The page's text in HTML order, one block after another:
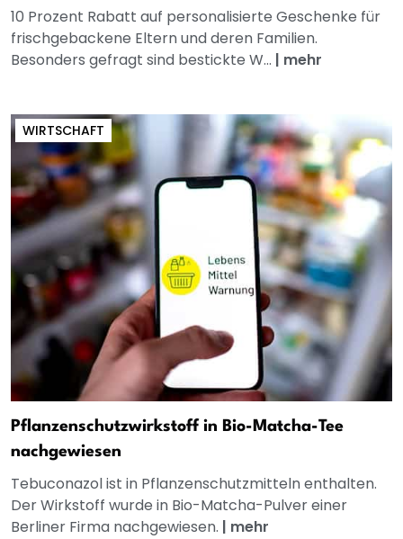
10 Prozent Rabatt auf personalisierte Geschenke für
frischgebackene Eltern und deren Familien.
Besonders gefragt sind bestickte W... | mehr
WIRTSCHAFT
Pflanzenschutzwirkstoff in Bio-Matcha-Tee
nachgewiesen
Tebuconazol ist in Pflanzenschutzmitteln enthalten.
Der Wirkstoff wurde in Bio-Matcha-Pulver einer
Berliner Firma nachgewiesen. | mehr